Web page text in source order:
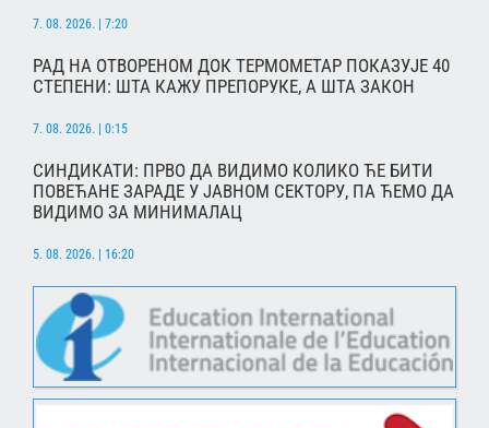
7. 08. 2026. | 7:20
РАД НА ОТВОРЕНОМ ДОК ТЕРМОМЕТАР ПОКАЗУЈЕ 40
СТЕПЕНИ: ШТА КАЖУ ПРЕПОРУКЕ, А ШТА ЗАКОН
7. 08. 2026. | 0:15
СИНДИКАТИ: ПРВО ДА ВИДИМО КОЛИКО ЋЕ БИТИ
ПОВЕЋАНЕ ЗАРАДЕ У ЈАВНОМ СЕКТОРУ, ПА ЋЕМО ДА
ВИДИМО ЗА МИНИМАЛАЦ
5. 08. 2026. | 16:20